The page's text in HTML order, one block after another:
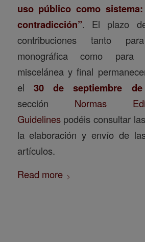
uso público como
contradicción”. El plazo
contribuciones tanto
monográfica como para
miscelánea y final
el 30 de septiembre
sección Normas
Guidelinespodéis consultar
la elaboración y envío de
artículos.
Read more